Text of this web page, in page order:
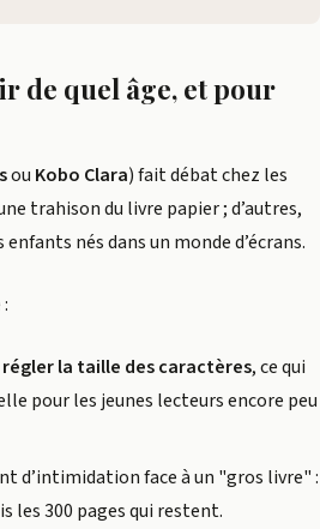
de quel âge, et pour
ou Kobo Clara) fait débat chez les
trahison du livre papier ; d’autres,
nés dans un monde d’écrans.
régler la taille des caractères, ce qui
pour les jeunes lecteurs encore peu
d’intimidation face à un "gros livre" :
les 300 pages qui restent.